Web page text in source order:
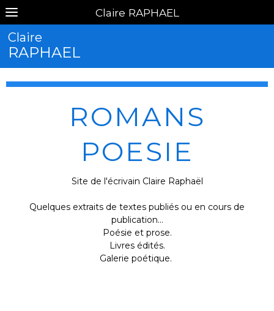
Claire RAPHAEL
Claire
RAPHAEL
ROMANS
POESIE
Site de l'écrivain Claire Raphaël
Quelques extraits de textes publiés ou en cours de
publication...
Poésie et prose.
Livres édités.
Galerie poétique.